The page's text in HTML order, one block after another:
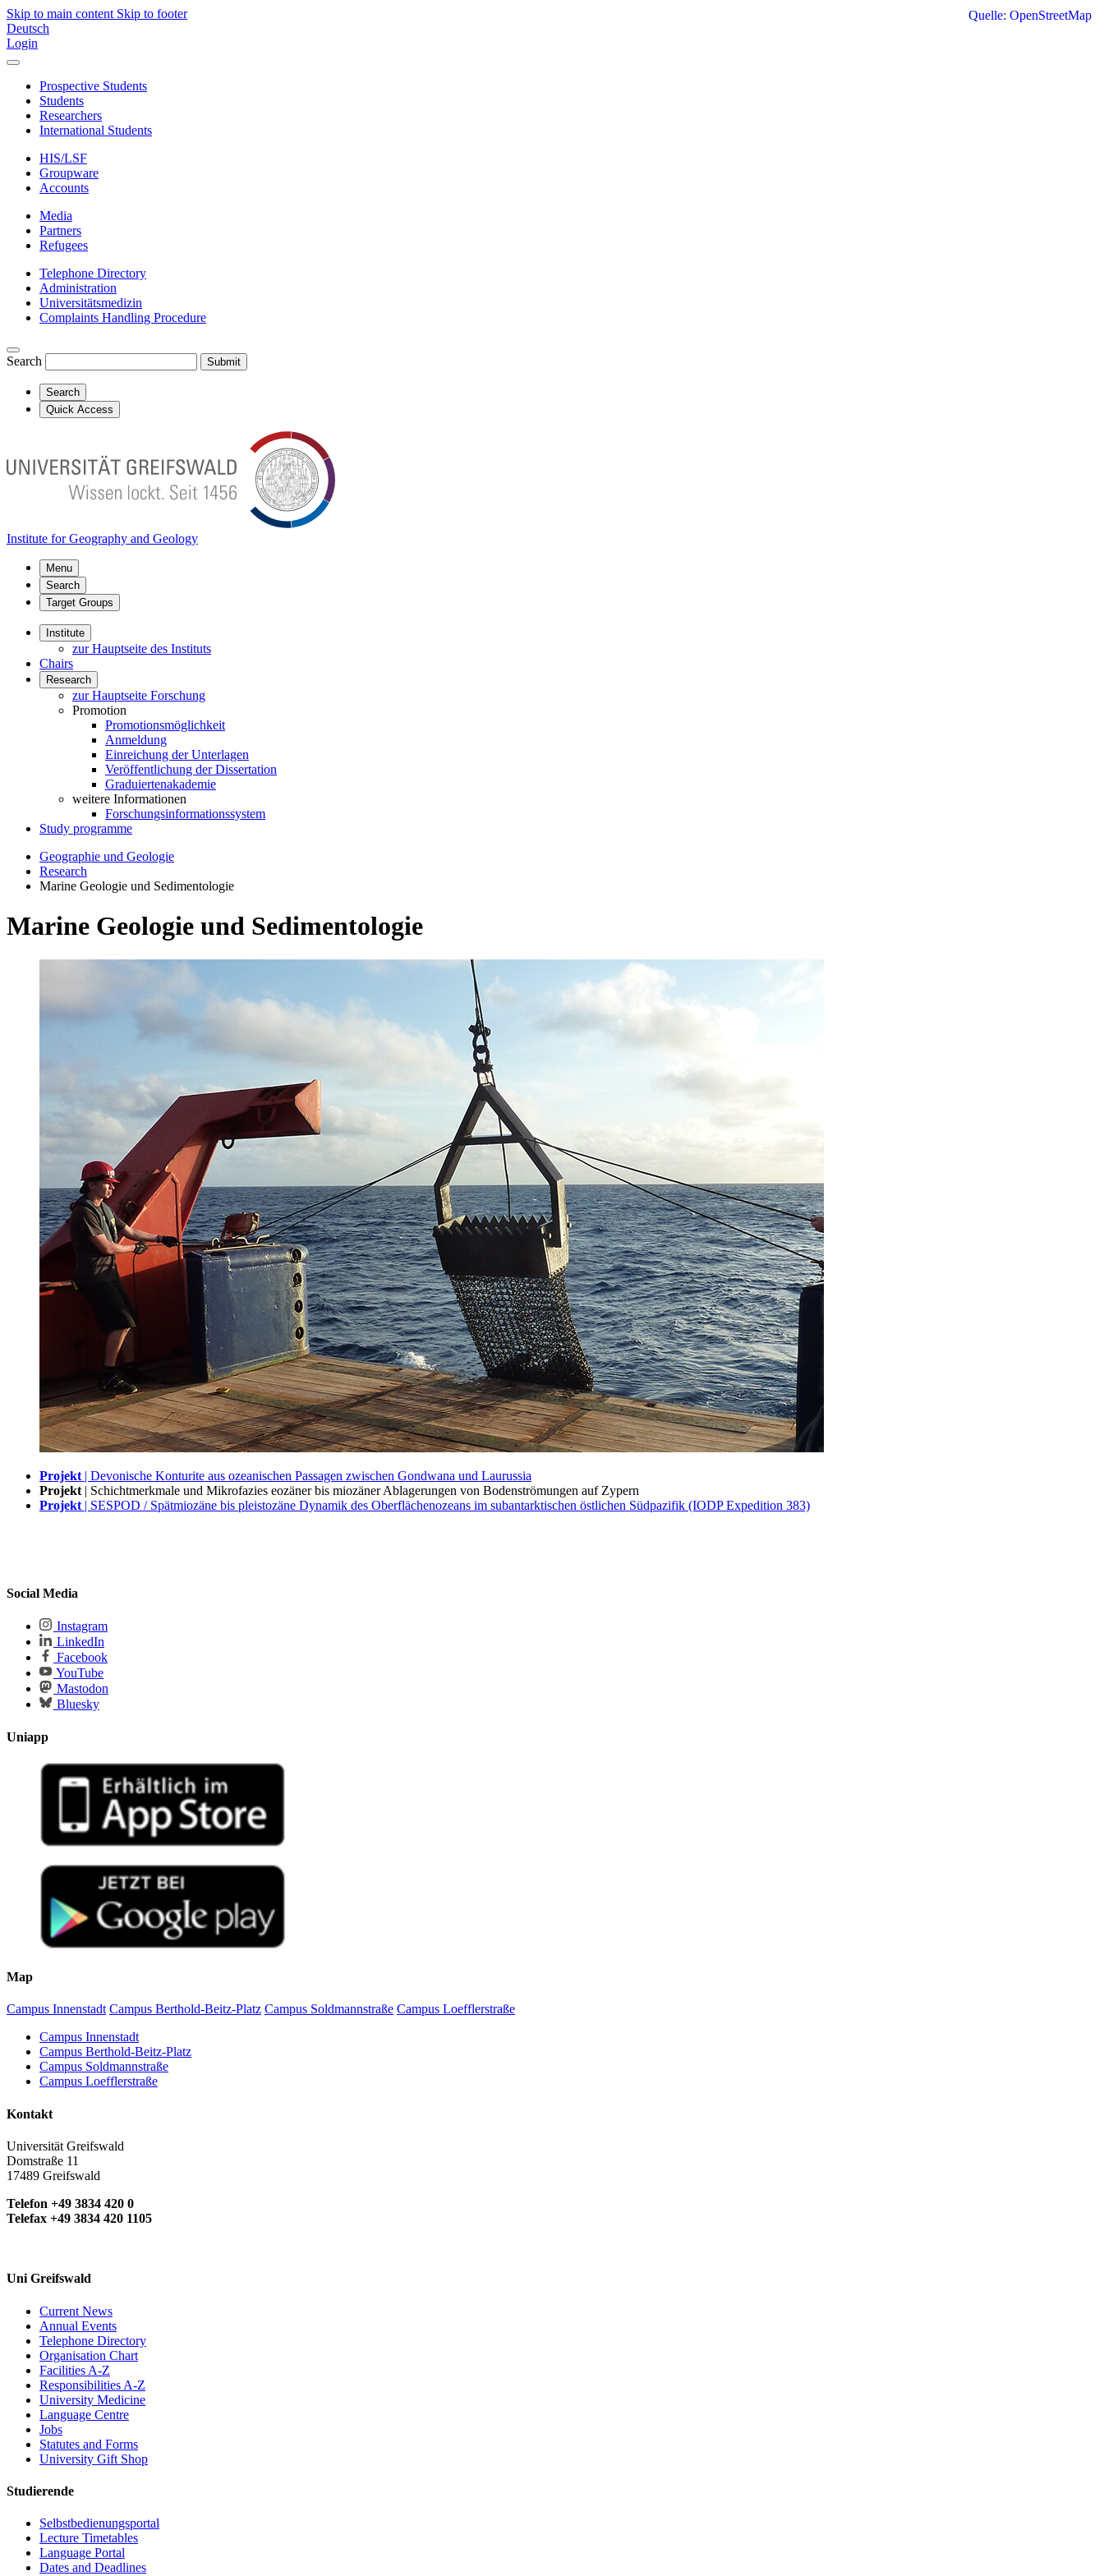
Skip to main content Skip to footer
Deutsch
Login
Prospective Students
Students
Researchers
International Students
HIS/LSF
Groupware
Accounts
Media
Partners
Refugees
Telephone Directory
Administration
Universitätsmedizin
Complaints Handling Procedure
Search Submit
Search
Quick Access
Institute for Geography and Geology
Menu
Search
Target Groups
Institute
zur Hauptseite des Instituts
Chairs
Research
zur Hauptseite Forschung
Promotion
Promotionsmöglichkeit
Anmeldung
Einreichung der Unterlagen
Veröffentlichung der Dissertation
Graduiertenakademie
weitere Informationen
Forschungsinformationssystem
Study programme
Geographie und Geologie
Research
Marine Geologie und Sedimentologie
Marine Geologie und Sedimentologie
Projekt | Devonische Konturite aus ozeanischen Passagen zwischen Gondwana und Laurussia
Projekt | Schichtmerkmale und Mikrofazies eozäner bis miozäner Ablagerungen von Bodenströmungen auf Zypern
Projekt | SESPOD / Spätmiozäne bis pleistozäne Dynamik des Oberflächenozeans im subantarktischen östlichen Südpazifik (IODP Expedition 383)
Social Media
Instagram
LinkedIn
Facebook
YouTube
Mastodon
Bluesky
Uniapp
Map
Quelle: OpenStreetMap
Campus Innenstadt Campus Berthold-Beitz-Platz Campus Soldmannstraße Campus Loefflerstraße
Campus Innenstadt
Campus Berthold-Beitz-Platz
Campus Soldmannstraße
Campus Loefflerstraße
Kontakt
Universität Greifswald
Domstraße 11
17489 Greifswald
Telefon +49 3834 420 0
Telefax +49 3834 420 1105
Uni Greifswald
Current News
Annual Events
Telephone Directory
Organisation Chart
Facilities A-Z
Responsibilities A-Z
University Medicine
Language Centre
Jobs
Statutes and Forms
University Gift Shop
Studierende
Selbstbedienungsportal
Lecture Timetables
Language Portal
Dates and Deadlines